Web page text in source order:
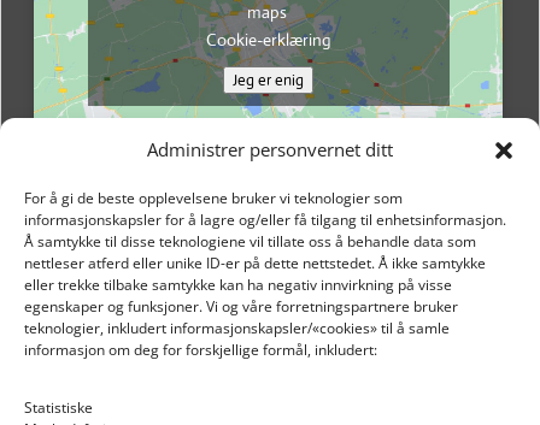
Administrer personvernet ditt
For å gi de beste opplevelsene bruker vi teknologier som
informasjonskapsler for å lagre og/eller få tilgang til enhetsinformasjon.
Å samtykke til disse teknologiene vil tillate oss å behandle data som
nettleser atferd eller unike ID-er på dette nettstedet. Å ikke samtykke
eller trekke tilbake samtykke kan ha negativ innvirkning på visse
egenskaper og funksjoner. Vi og våre forretningspartnere bruker
teknologier, inkludert informasjonskapsler/«cookies» til å samle
informasjon om deg for forskjellige formål, inkludert:
Statistiske
maps
Cookie-erklæring
Jeg er enig